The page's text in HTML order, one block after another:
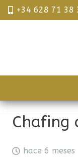
+34 628 71 38
Chafing
hace 6 meses